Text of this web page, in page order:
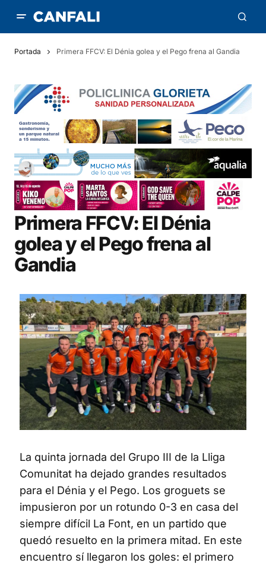
Portada Primera FFCV: El Dénia golea y el Pego frena al Gandia
Primera FFCV: El Dénia
golea y el Pego frena al
Gandia
La quinta jornada del Grupo III de la Lliga
Comunitat ha dejado grandes resultados
para el Dénia y el Pego. Los groguets se
impusieron por un rotundo 0-3 en casa del
siempre difícil La Font, en un partido que
quedó resuelto en la primera mitad. En este
encuentro sí llegaron los goles: el primero